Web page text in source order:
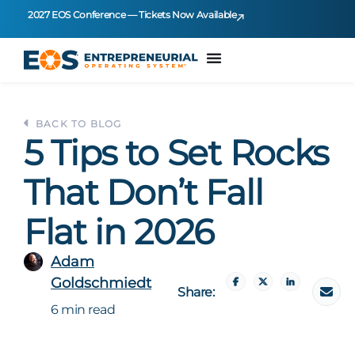
2027 EOS Conference — Tickets Now Available
BACK TO BLOG
5 Tips to Set Rocks
That Don’t Fall
Flat in 2026
Adam
Goldschmiedt
6 min read
Share: